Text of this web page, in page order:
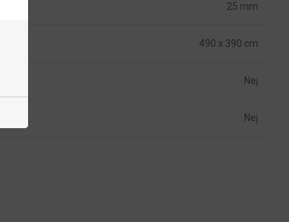
25 mm
490 x 390 cm
Nej
Nej